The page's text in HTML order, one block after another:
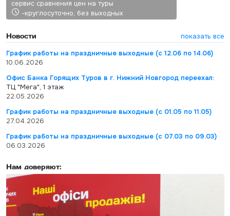
сервис сравнения цен на туры
-круглосуточно, без выходных
Новости
показать все
График работы на праздничные выходные (с 12.06 по 14.06)
10.06.2026
Офис Банка Горящих Туров в г. Нижний Новгород переехал:
ТЦ "Мега", 1 этаж
22.05.2026
График работы на праздничные выходные (с 01.05 по 11.05)
27.04.2026
График работы на праздничные выходные (с 07.03 по 09.03)
06.03.2026
Нам доверяют: